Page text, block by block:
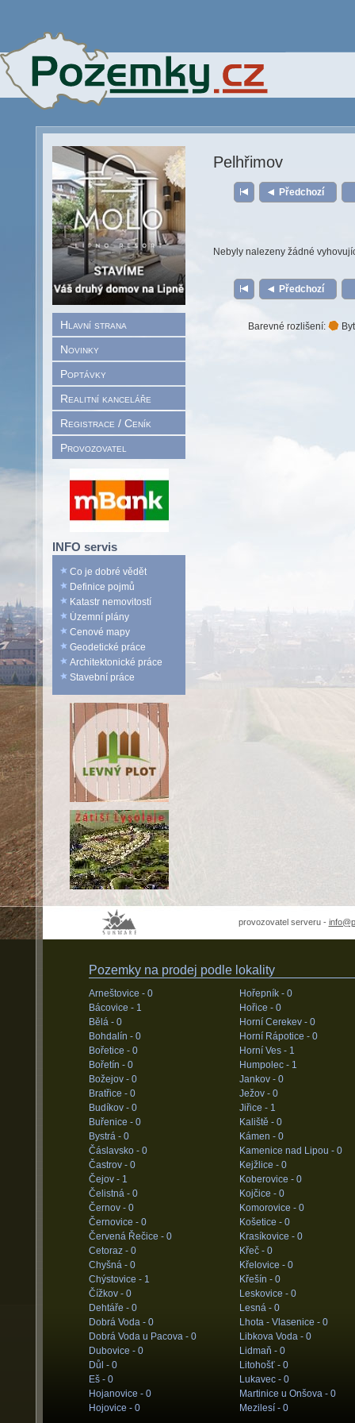
Hlavní strana
Novinky
Poptávky
Realitní kanceláře
Registrace / Ceník
Provozovatel
INFO servis
Co je dobré vědět
Definice pojmů
Katastr nemovitostí
Územní plány
Cenové mapy
Geodetické práce
Architektonické práce
Stavební práce
Pelhřimov
Předchozí
Nebyly nalezeny žádné
Předchozí
Barevné rozlišení:
provozovatel serveru -
Pozemky na prodej podle lokality
Arneštovice - 0
Bácovice - 1
Bělá - 0
Bohdalín - 0
Bořetice - 0
Bořetín - 0
Božejov - 0
Bratřice - 0
Budíkov - 0
Buřenice - 0
Bystrá - 0
Čáslavsko - 0
Častrov - 0
Čejov - 1
Čelistná - 0
Černov - 0
Černovice - 0
Červená Řečice - 0
Cetoraz - 0
Chyšná - 0
Chýstovice - 1
Čížkov - 0
Dehtáře - 0
Dobrá Voda - 0
Dobrá Voda u Pacova - 0
Dubovice - 0
Důl - 0
Eš - 0
Hojanovice - 0
Hojovice - 0
Hořepník - 0
Hořice - 0
Horní Cerekev - 0
Horní Rápotice - 0
Horní Ves - 1
Humpolec - 1
Jankov - 0
Ježov - 0
Jiřice - 1
Kaliště - 0
Kámen - 0
Kamenice nad Lipou - 0
Kejžlice - 0
Koberovice - 0
Kojčice - 0
Komorovice - 0
Košetice - 0
Krasíkovice - 0
Křeč - 0
Křelovice - 0
Křešín - 0
Leskovice - 0
Lesná - 0
Lhota - Vlasenice - 0
Libkova Voda - 0
Lidmaň - 0
Litohošť - 0
Lukavec - 0
Martinice u Onšova - 0
Mezilesí - 0